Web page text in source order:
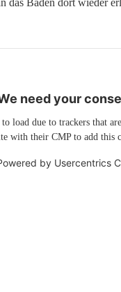
das Baden dort wieder
need your
load due to trackers that
with their CMP to add this
by Usercentrics